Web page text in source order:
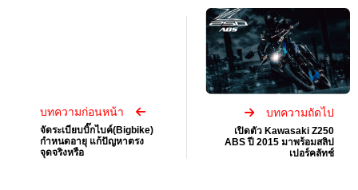
บทความก่อนหน้า
จัดระเบียบบิ๊กไบค์(Bigbike)
กำหนดอายุ แก้ปัญหาตรง
จุดจริงหรือ
บทความถัดไป
เปิดตัว Kawasaki Z250
ABS ปี 2015 มาพร้อมสลิป
เปอร์คลัทช์